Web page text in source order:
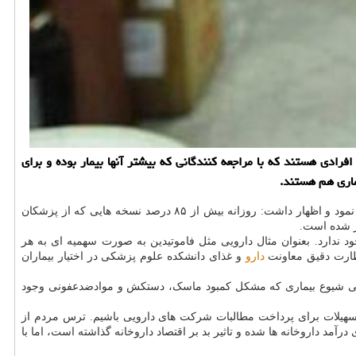
هستند كه با مراجعه كنندگانی كه بیشتر آنها بیمار بوده و برای
هم هستند.
شبانه روزی در ساوه در گفت و گو با ایسنا، به شرایط دشواری که در ایام کرونازده در داروخانه ها وجود دارد، اشاره نمود و اظهار داشت: روزانه بیش از ۸۵ درصد نسخه هایی که از پزشکان
شده است.
ندارد. بعنوان مثال دارویی مثل فاموتیدین به صورت سهمیه ای به هر
دقیق معاونتدارو و غذای دانشکده علوم پزشکی در اختیار بیماران
شیوع بیماری که مشکل کمبود ماسک، دستکش و موادضدعفونی وجود
برای پرداخت مطالبات شرکت های دارویی باشیم. ترس مردم از
عدم انجام چکاپ ماهیانه، کاهش تقاضای اقلام بهداشتی و آرایشی و... سبب کاهش ۳۰ تا ۴۰ درصدی درآمد داروخانه ها شده و تاثیر بد بر اقتصاد داروخانه گذاشته است، اما با